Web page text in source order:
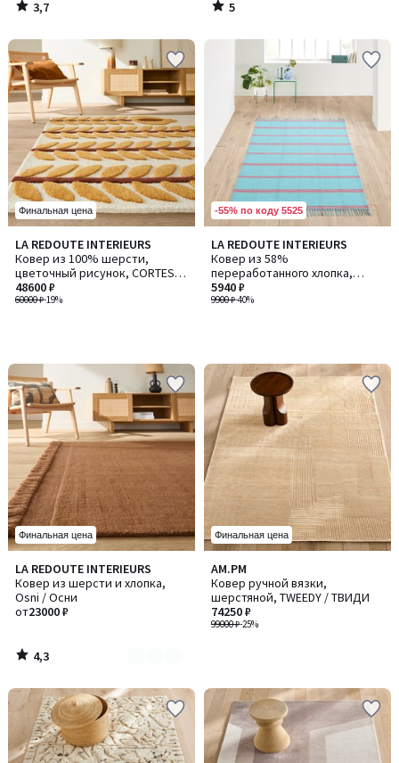
3,7
/
5
/
Финальная цена
LA REDOUTE INTERIEURS
Ковер из 100% шерсти,
цветочный рисунок, CORTES /
КОРТЕС
60000 ₽-19%
48600 ₽
-55% по коду 5525
LA REDOUTE INTERIEURS
Ковер из 58%
переработанного хлопка,
Ravelo / Равело
9900 ₽-40%
5940 ₽
Финальная цена
LA REDOUTE INTERIEURS
Ковер из шерсти и хлопка,
Osni / Осни
от23000 ₽
4,3
/ 5
Количество
цветов:
2
4,3
/
Финальная цена
AM.PM
Ковер ручной вязки,
шерстяной, TWEEDY / ТВИДИ
99000 ₽-25%
74250 ₽